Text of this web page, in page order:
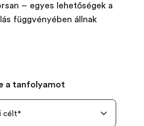
– egyes lehetőségek a
függvényében állnak
a tanfolyamot
célt*